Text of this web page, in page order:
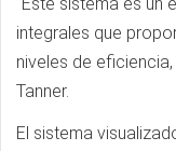
integrales que
niveles de
Tanner.
El sistema